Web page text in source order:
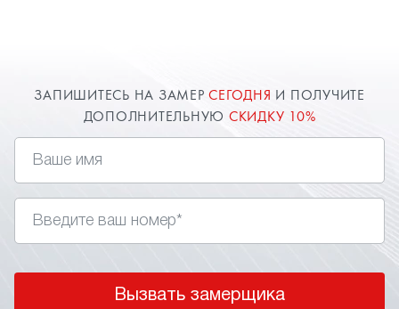
ЗАПИШИТЕСЬ НА ЗАМЕРСЕГОДНЯ И ПОЛУЧИТЕ
ДОПОЛНИТЕЛЬНУЮ СКИДКУ 10%
Вызвать замерщика